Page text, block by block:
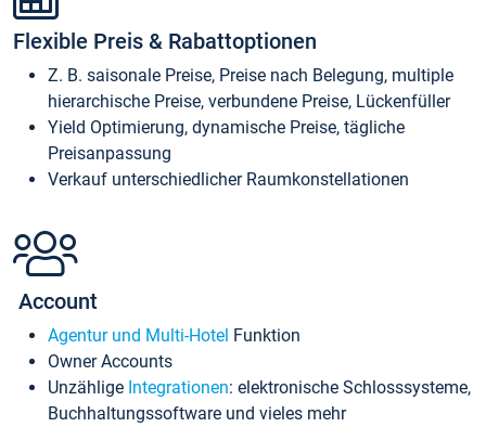
Flexible Preis & Rabattoptionen
Z. B. saisonale Preise, Preise nach Belegung, multiple
hierarchische Preise, verbundene Preise, Lückenfüller
Yield Optimierung, dynamische Preise, tägliche
Preisanpassung
Verkauf unterschiedlicher Raumkonstellationen
Account
Agentur und Multi-Hotel Funktion
Owner Accounts
Unzählige Integrationen: elektronische Schlosssysteme,
Buchhaltungssoftware und vieles mehr